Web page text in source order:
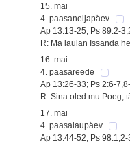
15. mai
4. paasaneljapäev
Ap 13:13-25; Ps 89:2-
R: Ma laulan Issanda
16. mai
4. paasareede
Ap 13:26-33; Ps 2:6-
R: Sina oled mu Poeg,
17. mai
4. paasalaupäev
Ap 13:44-52; Ps